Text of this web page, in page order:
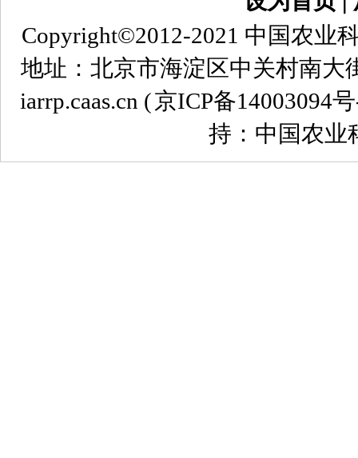
Copyright©2012-2021 中国农业
地址：北京市海淀区中关村南大
iarrp.caas.cn (京ICP备14003094
持：中国农